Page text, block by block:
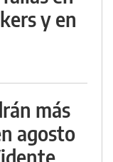
y en
más
agosto